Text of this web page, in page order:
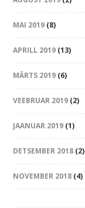
MAI 2019 (8)
APRILL 2019 (13)
MÄRTS 2019 (6)
VEEBRUAR 2019 (2)
JAANUAR 2019 (1)
DETSEMBER 2018 (2)
NOVEMBER 2018 (4)